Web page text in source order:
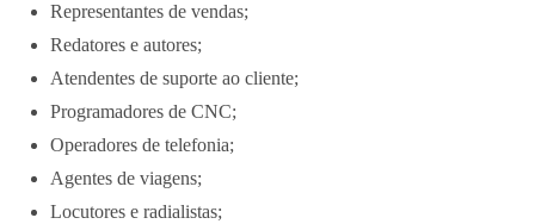
Representantes de vendas;
Redatores e autores;
Atendentes de suporte ao cliente;
Programadores de CNC;
Operadores de telefonia;
Agentes de viagens;
Locutores e radialistas;